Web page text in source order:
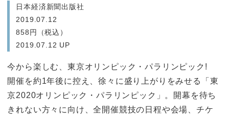
日本経済新聞出版社
2019.07.12
858円（税込）
2019.07.12 UP
今から楽しむ、東京オリンピック・パラリンピック!
開催を約1年後に控え、徐々に盛り上がりをみせる「東
京2020オリンピック・パラリンピック」。開幕を待ち
きれない方々に向け、全開催競技の日程や会場、チケ